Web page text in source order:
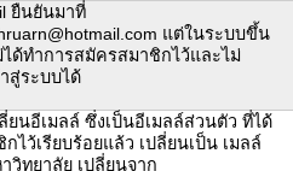
ยืนยันมาที่
แต่ในระบบขึ้น
ได้ทำการสมัครสมาชิกไว้และไม่
สู่ระบบได้
ยนอีเมลล์ ซึ่งเป็นอีเมลล์ส่วนตัว ที่ได้
ไว้เรียบร้อยแล้ว เปลี่ยนเป็น เมลล์
วิทยาลัย เปลี่ยนจาก